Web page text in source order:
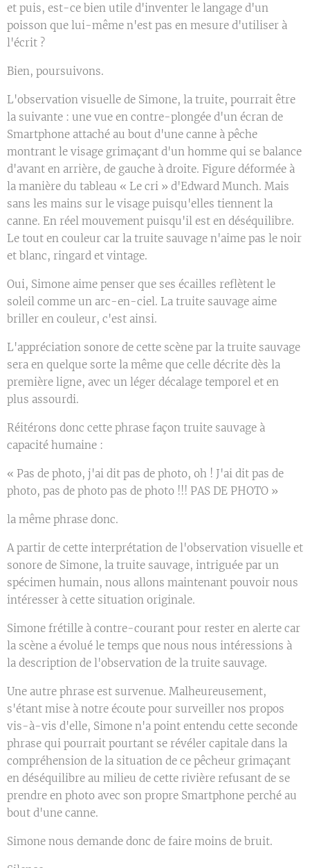
et puis, est-ce bien utile d'inventer le langage d'un
poisson que lui-même n'est pas en mesure d'utiliser à
l'écrit ?
Bien, poursuivons.
L'observation visuelle de Simone, la truite, pourrait être
la suivante : une vue en contre-plongée d'un écran de
Smartphone attaché au bout d'une canne à pêche
montrant le visage grimaçant d'un homme qui se balance
d'avant en arrière, de gauche à droite. Figure déformée à
la manière du tableau « Le cri » d'Edward Munch. Mais
sans les mains sur le visage puisqu'elles tiennent la
canne. En réel mouvement puisqu'il est en déséquilibre.
Le tout en couleur car la truite sauvage n'aime pas le noir
et blanc, ringard et vintage.
Oui, Simone aime penser que ses écailles reflètent le
soleil comme un arc-en-ciel. La truite sauvage aime
briller en couleur, c'est ainsi.
L'appréciation sonore de cette scène par la truite sauvage
sera en quelque sorte la même que celle décrite dès la
première ligne, avec un léger décalage temporel et en
plus assourdi.
Réitérons donc cette phrase façon truite sauvage à
capacité humaine :
« Pas de photo, j'ai dit pas de photo, oh ! J'ai dit pas de
photo, pas de photo pas de photo !!! PAS DE PHOTO »
la même phrase donc.
A partir de cette interprétation de l'observation visuelle et
sonore de Simone, la truite sauvage, intriguée par un
spécimen humain, nous allons maintenant pouvoir nous
intéresser à cette situation originale.
Simone frétille à contre-courant pour rester en alerte car
la scène a évolué le temps que nous nous intéressions à
la description de l'observation de la truite sauvage.
Une autre phrase est survenue. Malheureusement,
s'étant mise à notre écoute pour surveiller nos propos
vis-à-vis d'elle, Simone n'a point entendu cette seconde
phrase qui pourrait pourtant se révéler capitale dans la
compréhension de la situation de ce pêcheur grimaçant
en déséquilibre au milieu de cette rivière refusant de se
prendre en photo avec son propre Smartphone perché au
bout d'une canne.
Simone nous demande donc de faire moins de bruit.